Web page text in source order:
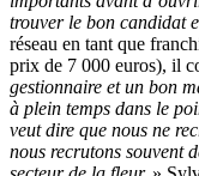
trouver le bon candidat
réseau en tant que
prix de 7 000 euros), il
gestionnaire et un bon
à plein temps dans le
veut dire que nous ne
nous recrutons souvent